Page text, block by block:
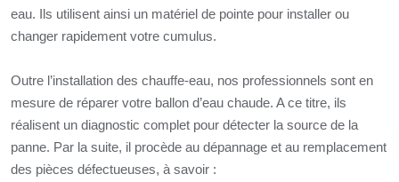
eau. Ils utilisent ainsi un matériel de pointe pour installer ou
changer rapidement votre cumulus.
Outre l’installation des chauffe-eau, nos professionnels sont en
mesure de réparer votre ballon d’eau chaude. A ce titre, ils
réalisent un diagnostic complet pour détecter la source de la
panne. Par la suite, il procède au dépannage et au remplacement
des pièces défectueuses, à savoir :